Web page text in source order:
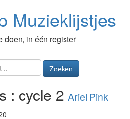
Muzieklijstjes
doen, in één register
Zoeken
: cycle 2 Ariel Pink